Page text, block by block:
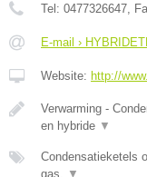
Tel: 0477326647 ,
E-mail ›
Website: http://
Verwarming -
en hybride ▼
Condensatieketels
gas,
▼